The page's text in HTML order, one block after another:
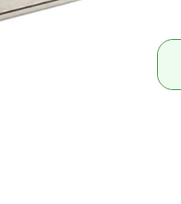
-
LED